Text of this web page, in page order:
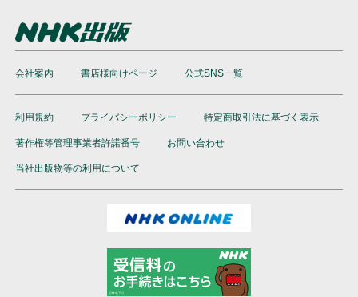
会社案内 書店様向けページ 公式SNS一覧
利用規約 プライバシーポリシー 特定商取引法に基づく表示
著作権等管理事業者許諾番号 お問い合わせ
当社出版物等の利用について